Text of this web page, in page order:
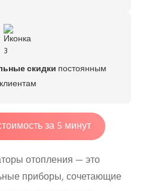
скидки постоянным
клиентам
за 5 минут
отопления — это
приборы, сочетающие